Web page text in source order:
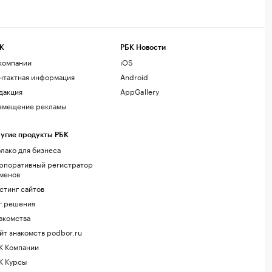
информация
рекламы
продукты РБК
для бизнеса
регистратор
сайтов
знакомств podbor.ru
Компании
Курсы
РБК Новости
iOS
Android
AppGallery